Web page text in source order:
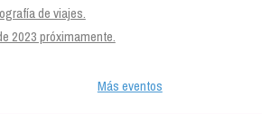
de viajes.
2023 próximamente.
Más eventos